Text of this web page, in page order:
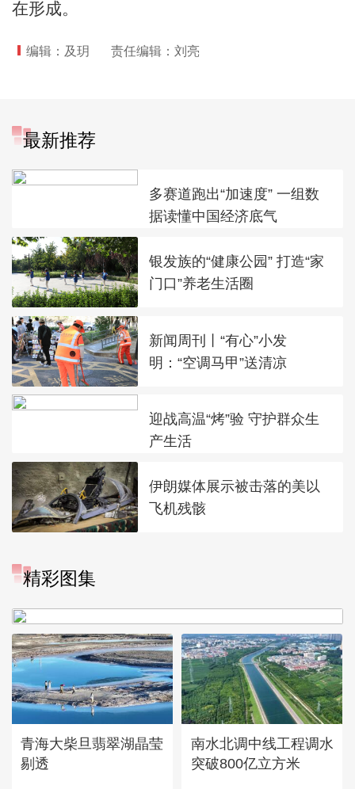
在形成。
编辑：及玥 责任编辑：刘亮
最新推荐
多赛道跑出“加速度” 一组数
据读懂中国经济底气
银发族的“健康公园” 打造“家
门口”养老生活圈
新闻周刊丨“有心”小发
明：“空调马甲”送清凉
迎战高温“烤”验 守护群众生
产生活
伊朗媒体展示被击落的美以
飞机残骸
精彩图集
“大地指纹”奏响夏夜文旅乐
青海大柴旦翡翠湖晶莹
剔透
南水北调中线工程调水
突破800亿立方米